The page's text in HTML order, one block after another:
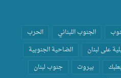
الجنوب اللبناني
الحرب
على لبنان
الضاحية الجنوبية
بيروت
جنوب لبنان